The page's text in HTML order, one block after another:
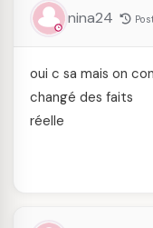
nina24
oui c sa mais on
changé des faits
réelle